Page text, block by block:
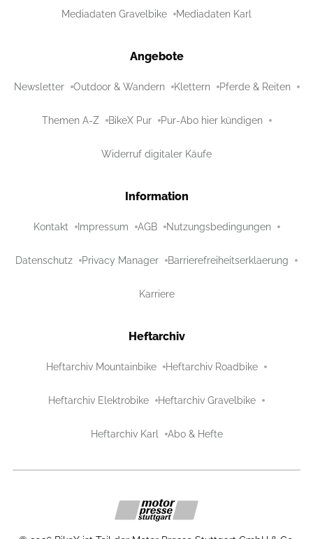
Mediadaten Gravelbike Mediadaten Karl
Angebote
Newsletter Outdoor & Wandern Klettern Pferde & Reiten
Themen A-Z BikeX Pur Pur-Abo hier kündigen
Widerruf digitaler Käufe
Information
Kontakt Impressum AGB Nutzungsbedingungen
Datenschutz Privacy Manager Barrierefreiheitserklaerung
Karriere
Heftarchiv
Heftarchiv Mountainbike Heftarchiv Roadbike
Heftarchiv Elektrobike Heftarchiv Gravelbike
Heftarchiv Karl Abo & Hefte